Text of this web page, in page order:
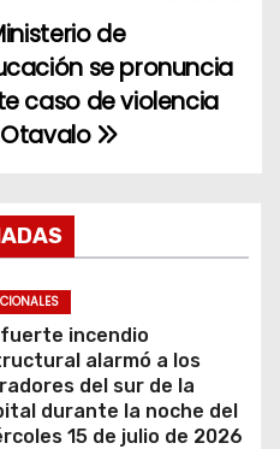
de
se pronuncia
caso de violencia
fuerte incendio
alarmó a los
del sur de la
durante la noche del
15 de julio de 2026